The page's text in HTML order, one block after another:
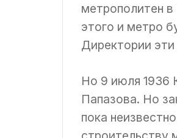
метрополитен
этого и метро
Директории
Но 9 июля 1936
Папазова. Но
пока